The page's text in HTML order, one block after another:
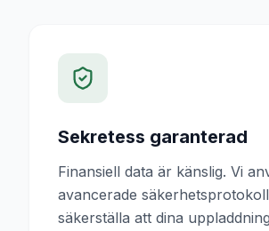
Sekretess garanterad
Finansiell data är känslig. Vi
avancerade
säkerställa att dina